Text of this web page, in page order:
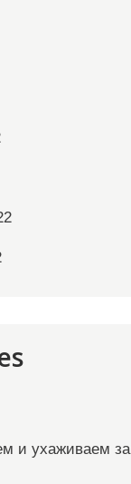
и ухаживаем за